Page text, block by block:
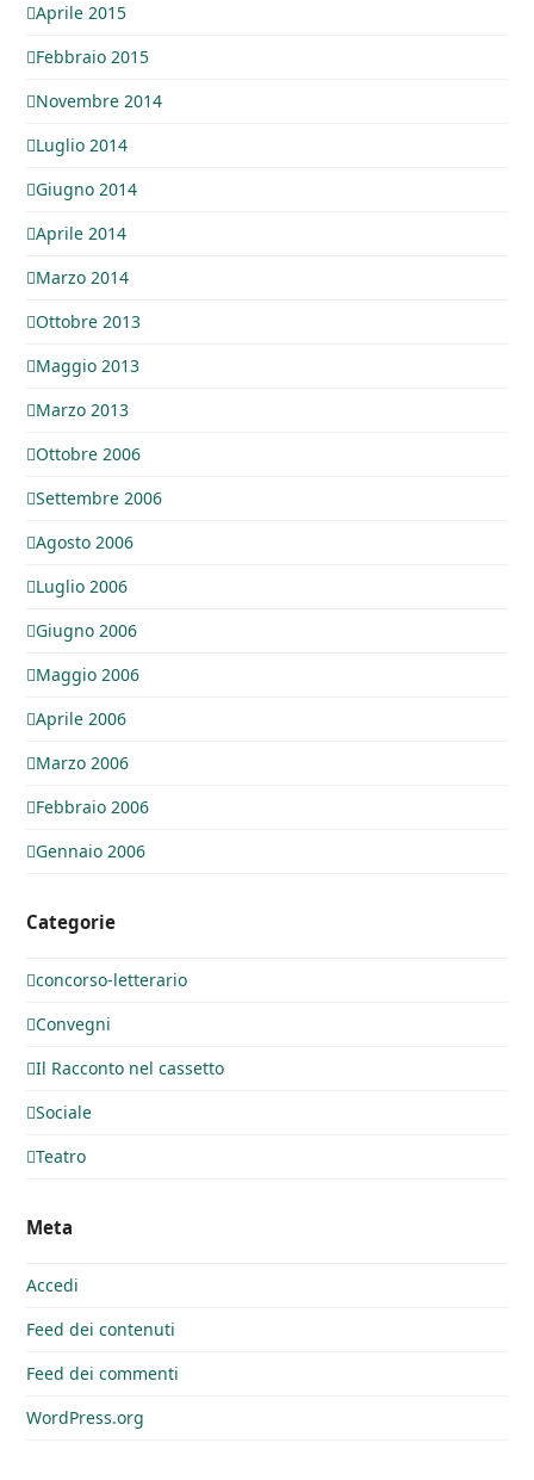
Aprile 2015
Febbraio 2015
Novembre 2014
Luglio 2014
Giugno 2014
Aprile 2014
Marzo 2014
Ottobre 2013
Maggio 2013
Marzo 2013
Ottobre 2006
Settembre 2006
Agosto 2006
Luglio 2006
Giugno 2006
Maggio 2006
Aprile 2006
Marzo 2006
Febbraio 2006
Gennaio 2006
Categorie
concorso-letterario
Convegni
Il Racconto nel cassetto
Sociale
Teatro
Meta
Accedi
Feed dei contenuti
Feed dei commenti
WordPress.org